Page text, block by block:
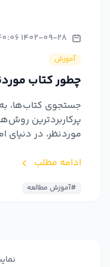
1402-09-28 14:40:06
آموزش
چطور کتاب
جستجوی کتاب‌ها،
پرکاربردترین
موردنظر، در دنیای
ادامه مطلب
#آموزش مطالعه